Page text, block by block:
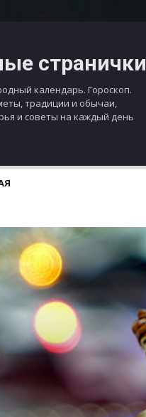
странички
календарь. Гороскоп.
традиции и обычаи,
и советы на каждый день